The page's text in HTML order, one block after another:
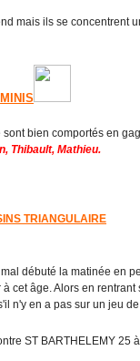
mais ils se concentrent
MINIS
bien comportés en
Thibault, Mathieu.
TRIANGULAIRE
débuté la matinée en
cet âge. Alors en
n'y en a pas sur un jeu
ST BARTHELEMY 25